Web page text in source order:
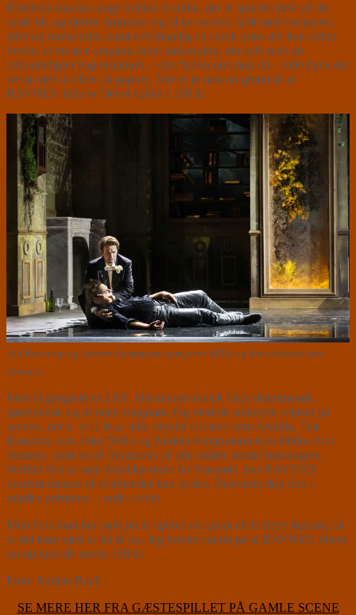
Historien om den unge kvinde Armilla, der er spærret inde af sin
onde far, og derfor drømmer sig til en verden fyldt med vampyrer,
alfer og havnymfer, samt selvfølgelig en smuk prins der kan redde
hende, er en stor omgang rodet tankespind, der selv med en
nationaldigter bag tastaturet – eller fjeren om man vil – ville have det
bedst med at blive på papiret. Der er jo nok en grund til at
RAVNEN ikke er blevet spillet i 158 år.
Teit Kanstrup og Anders Kampmann som prins Millo og hans døende bror
Jennaro.
Men til gengæld er J.P.E. Hartmanns musik både drømmende,
spændende og til tider prægnant. Og med de strålende solister på
scenen, der d. 4/11 bl.a. talte Sibylle Glosted som Armilla, Teit
Kanstrup som Prins Millo og Anders Kampmann som Millos bror
Jennaro, samt en af Danmarks på alle måder største bassangere,
Steffen Bruun som Armillas onde far Norando, har RAVNEN
bestemt masser af kvalitet der kan nydes. Desværre dog kun i
mindre portioner – midt i rodet.
Men hvis man har mod på at opleve en opera af de mere kuriøse, så
er det bare med at slå til nu. Jeg tvivler stærkt på at RAVNEN bliver
sat op igen de næste 158 år.
Foto: Anders Bach
SE MERE HER FRA GÆSTESPILLET PÅ GAMLE SCENE